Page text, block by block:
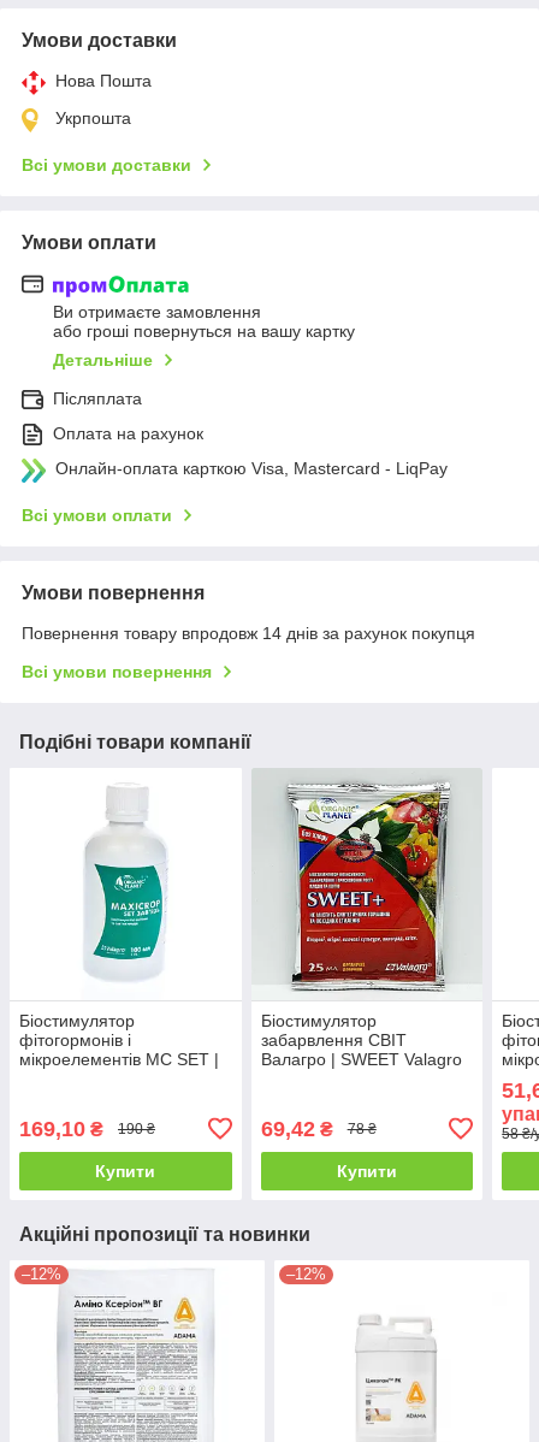
Умови доставки
Нова Пошта
Укрпошта
Всі умови доставки
Умови оплати
Ви отримаєте замовлення
або гроші повернуться на вашу картку
Детальніше
Післяплата
Оплата на рахунок
Онлайн-оплата карткою Visa, Mastercard - LiqPay
Всі умови оплати
Умови повернення
Повернення товару впродовж 14 днів за рахунок покупця
Всі умови повернення
Подібні товари компанії
Біостимулятор
фітогормонів і
мікроелементів MC SET |
169,10 ₴ 190 ₴
Купити
Біостимулятор
забарвлення СВІТ
Валагро | SWEET Valagro
69,42₴ 78 ₴
Купити
мл
58 ₴/
Акційні пропозиції та новинки
–12% –12%